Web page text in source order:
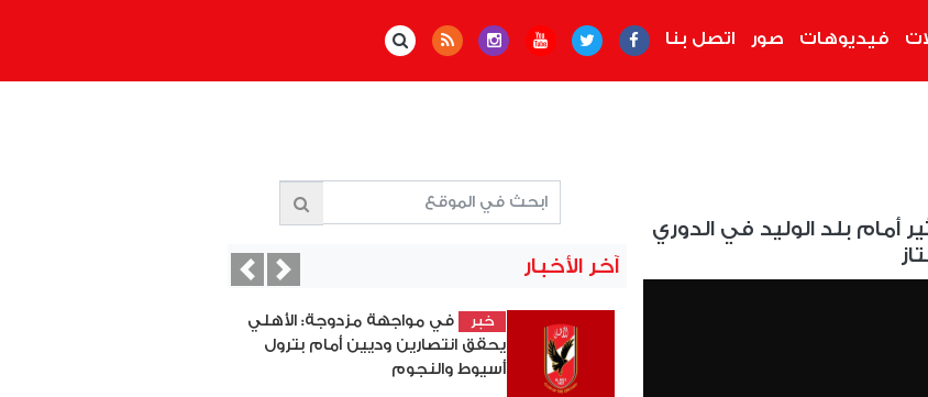
فيديوهات صور اتصل بنا
أمام بلد الوليد في الدوري
آخر الأخبار
خبر
في مواجهة مزدوجة: الأهلي
يحقق انتصارين وديين أمام بترول
أسيوط والنجوم
PreviousNext